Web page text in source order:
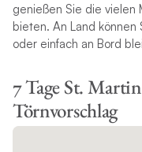
genießen Sie die vielen
bieten. An Land können
oder einfach an Bord
7 Tage St.
Törnvorschlag